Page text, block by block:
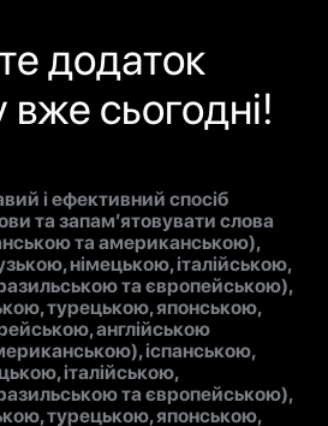
додаток
вже сьогодні!
і ефективний спосіб
та запам’ятовувати слова
та американською),
німецькою, італійською,
та європейською),
турецькою, японською,
англійською
іспанською,
італійською,
та європейською),
турецькою, японською,